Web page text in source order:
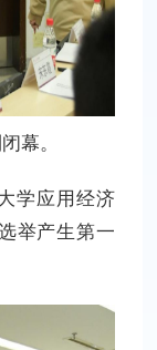
幕。
学应用经济
举产生第一